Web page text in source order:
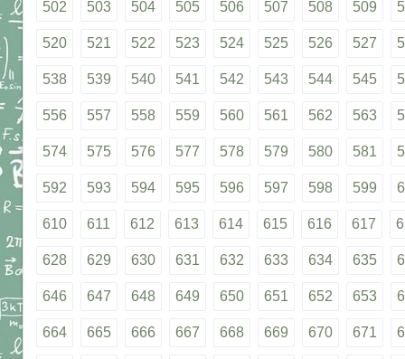
502 503 504 505 506 507 508 509
520 521 522 523 524 525 526 527
538 539 540 541 542 543 544 545
556 557 558 559 560 561 562 563
574 575 576 577 578 579 580 581
592 593 594 595 596 597 598 599
610 611 612 613 614 615 616 617
628 629 630 631 632 633 634 635
646 647 648 649 650 651 652 653
664 665 666 667 668 669 670 671